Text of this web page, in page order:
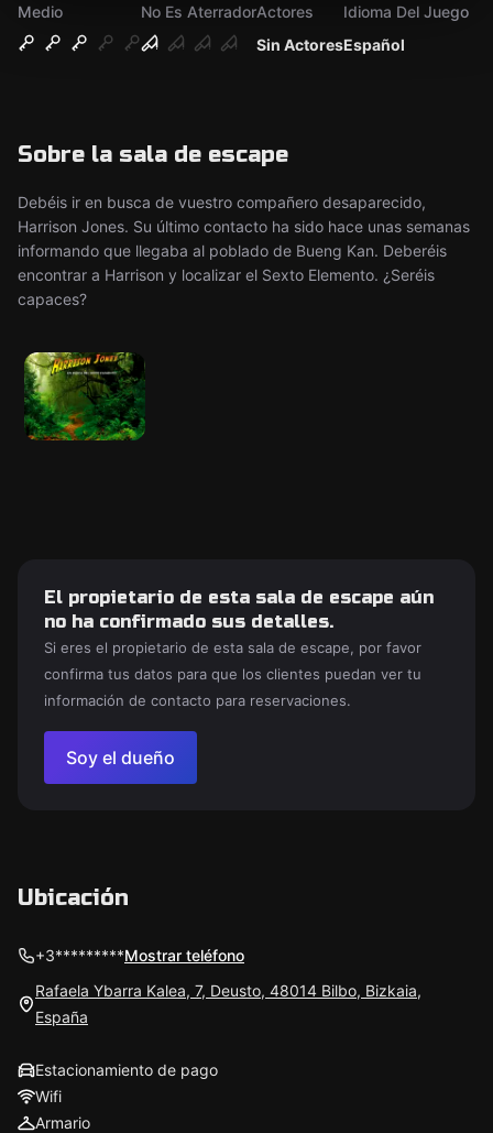
Medio
No Es Aterrador
Sin Actores
Actores
Español
Idioma Del Juego
Sobre la sala de escape
Debéis ir en busca de vuestro compañero desaparecido,
Harrison Jones. Su último contacto ha sido hace unas semanas
informando que llegaba al poblado de Bueng Kan. Deberéis
encontrar a Harrison y localizar el Sexto Elemento. ¿Seréis
capaces?
El propietario de esta sala de escape aún
no ha confirmado sus detalles.
Si eres el propietario de esta sala de escape, por favor
confirma tus datos para que los clientes puedan ver tu
información de contacto para reservaciones.
Soy el dueño
Ubicación
+3*********Mostrar teléfono
Rafaela Ybarra Kalea, 7, Deusto, 48014 Bilbo, Bizkaia,
España
Estacionamiento de pago
Wifi
Armario